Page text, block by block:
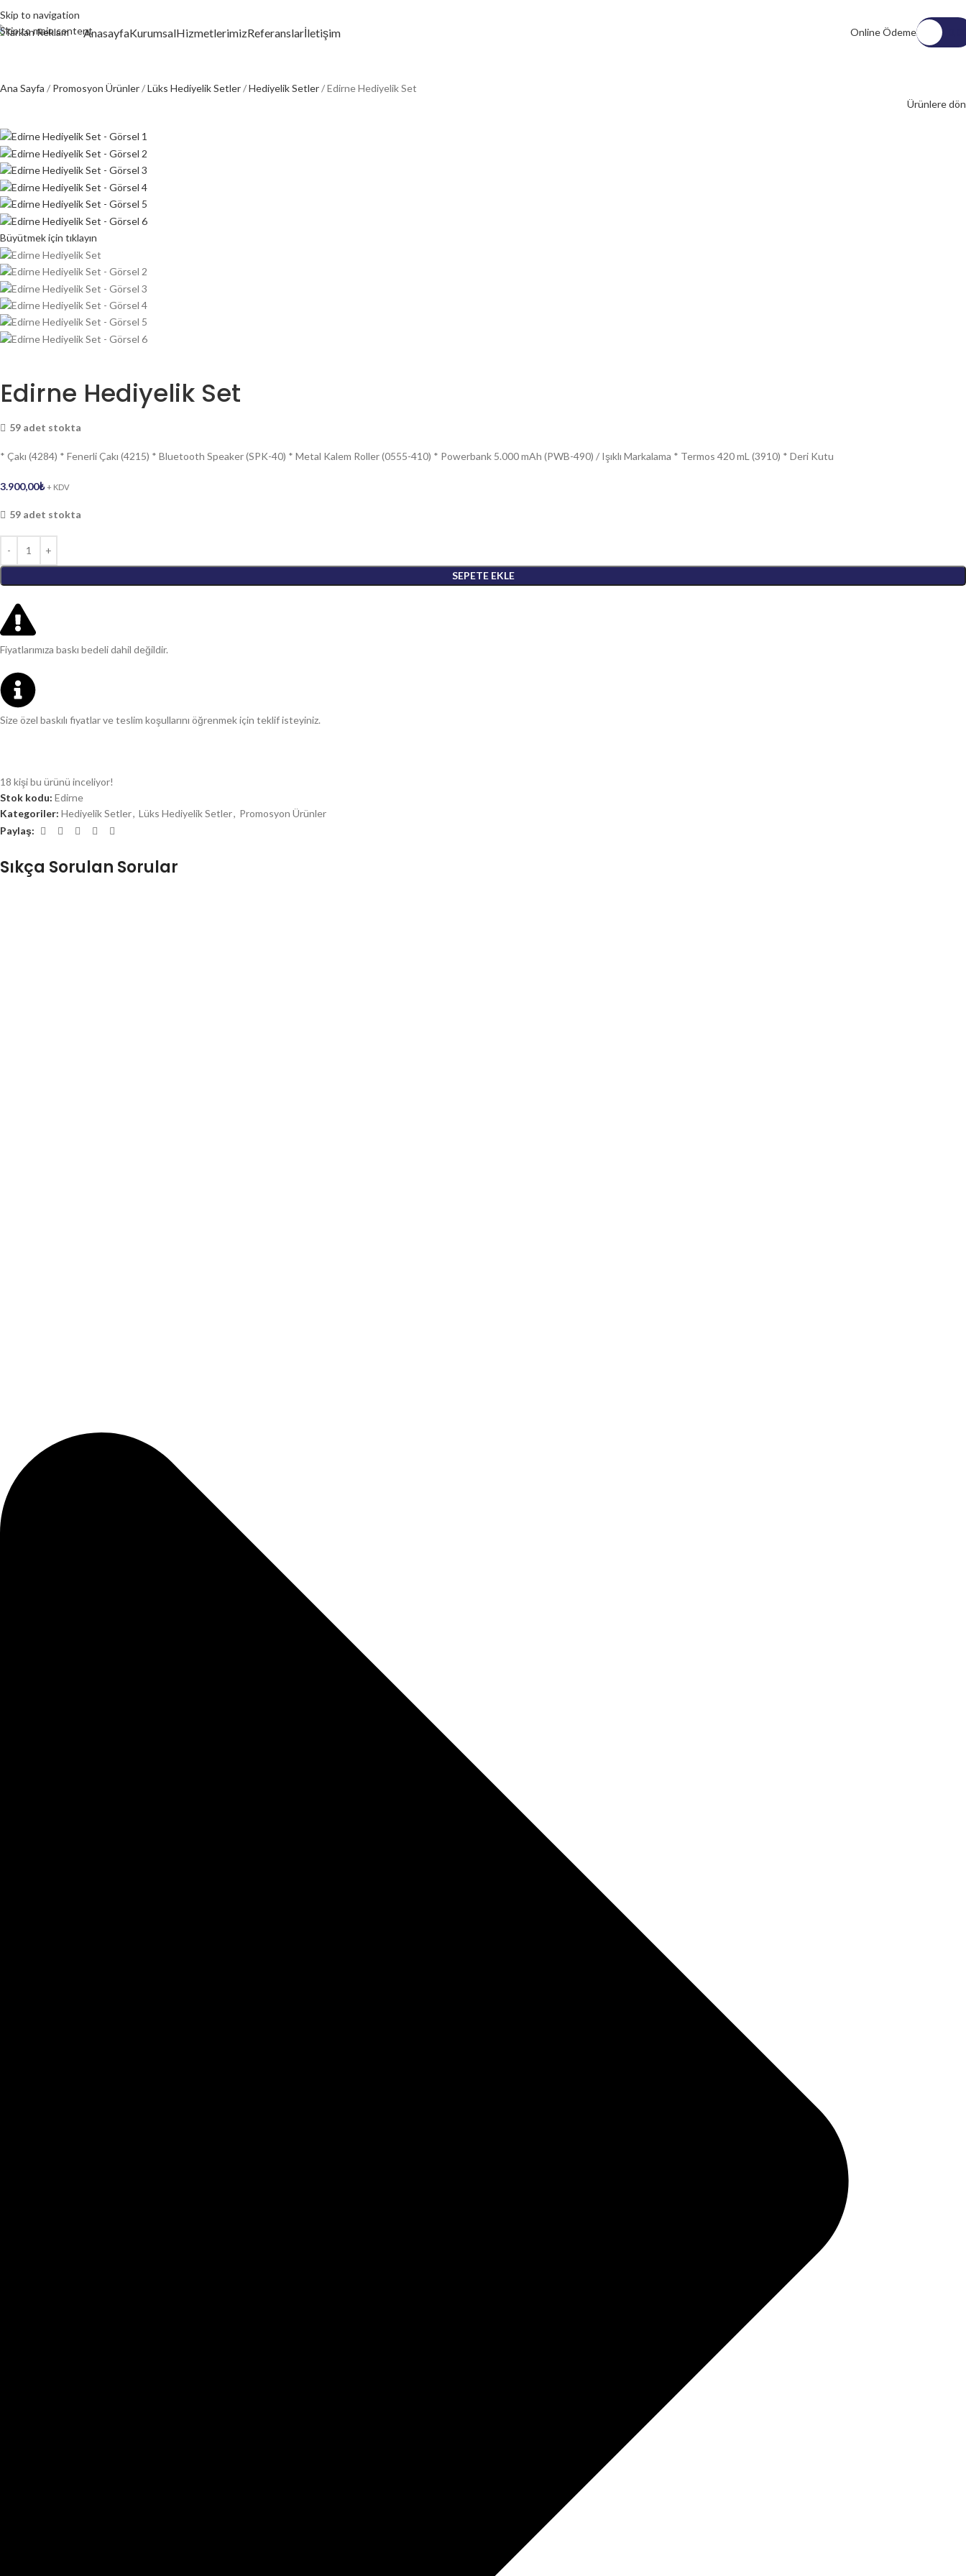
Skip to navigation
Skip to main contentAnasayfaKurumsalHizmetlerimizReferanslarİletişim Online Ödeme
Ana Sayfa Promosyon Ürünler Lüks Hediyelik Setler Hediyelik Setler
Edirne Hediyelik Set
Ürünlere dön
Büyütmek için tıklayın
Edirne Hediyelik Set
59 adet stokta
* Çakı (4284) * Fenerli Çakı (4215) * Bluetooth Speaker (SPK-40) * Metal Kalem Roller (0555-410) * Powerbank 5.000 mAh (PWB-490) / Işıklı Markalama * Termos 420 mL (3910) * Deri Kutu
3.900,00₺ + KDV
59 adet stokta
SEPETE EKLE
Fiyatlarımıza baskı bedeli dahil değildir.
Size özel baskılı fiyatlar ve teslim koşullarını öğrenmek için teklif isteyiniz.
18 kişi bu ürünü inceliyor!
Stok kodu: Edirne
Kategoriler: Hediyelik Setler, Lüks Hediyelik Setler, Promosyon Ürünler
Paylaş:
Sıkça Sorulan Sorular